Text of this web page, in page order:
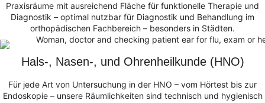
Praxisräume mit ausreichend Fläche für funktionelle Therapie und
Diagnostik – optimal nutzbar für Diagnostik und Behandlung im
orthopädischen Fachbereich – besonders in Städten.
Hals-, Nasen-, und Ohrenheilkunde (HNO)
Für jede Art von Untersuchung in der HNO – vom Hörtest bis zur
Endoskopie – unsere Räumlichkeiten sind technisch und hygienisch